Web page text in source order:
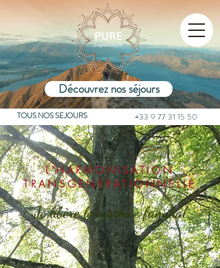
Découvrez nos séjours
+33 9 77 31 15 50
TOUS NOS SEJOURS
L'HARMONISATION
TRANSGENERATIONNELLE
Je libère le système familial